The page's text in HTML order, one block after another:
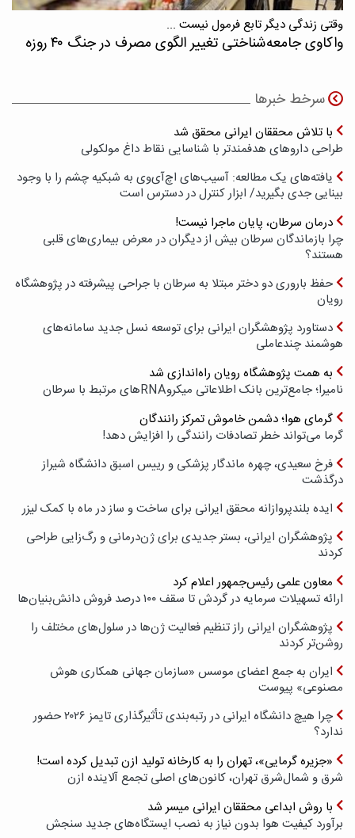
وقتی زندگی دیگر تابع فرمول نیست ...
واکاوی جامعه‌شناختی تغییر الگوی مصرف در جنگ ۴۰ روزه
سرخط خبرها
با تلاش محققان ایرانی محقق شد
طراحی داروهای هدفمندتر با شناسایی نقاط داغ مولکولی
یافته‌های یک مطالعه: آسیب‌های اچ‌آی‌وی به شبکیه چشم را با وجود
بینایی جدی بگیرید/ ابزار کنترل در دسترس است
درمان سرطان، پایان ماجرا نیست!
چرا بازماندگان سرطان بیش از دیگران در معرض بیماری‌های قلبی
هستند؟
حفظ باروری دو دختر مبتلا به سرطان با جراحی پیشرفته در پژوهشگاه
رویان
دستاورد پژوهشگران ایرانی برای توسعه نسل جدید سامانه‌های
هوشمند چندعاملی
به همت پژوهشگاه رویان راه‌اندازی شد
نامیرا؛ جامع‌ترین بانک اطلاعاتی میکروRNAهای مرتبط با سرطان
گرمای هوا؛ دشمن خاموش تمرکز رانندگان
گرما می‌تواند خطر تصادفات رانندگی را افزایش دهد!
فرخ سعیدی، چهره ماندگار پزشکی و رییس اسبق دانشگاه شیراز
درگذشت
ایده بلندپروازانه محقق ایرانی برای ساخت و ساز در ماه با کمک لیزر
پژوهشگران ایرانی، بستر جدیدی برای ژن‌درمانی و رگ‌زایی طراحی
کردند
معاون علمی رئیس‌جمهور اعلام کرد
ارائه تسهیلات سرمایه در گردش تا سقف ۱۰۰ درصد فروش دانش‌بنیان‌ها
پژوهشگران ایرانی راز تنظیم فعالیت ژن‌ها در سلول‌های مختلف را
روشن‌تر کردند
ایران به جمع اعضای موسس «سازمان جهانی همکاری هوش
مصنوعی» پیوست
چرا هیچ دانشگاه ایرانی در رتبه‌بندی تأثیرگذاری تایمز ۲۰۲۶ حضور
ندارد؟
«جزیره گرمایی»، تهران را به کارخانه تولید ازن تبدیل کرده است!
شرق و شمال‌شرق تهران، کانون‌های اصلی تجمع آلاینده ازن
با روش ابداعی محققان ایرانی میسر شد
برآورد کیفیت هوا بدون نیاز به نصب ایستگاه‌های جدید سنجش